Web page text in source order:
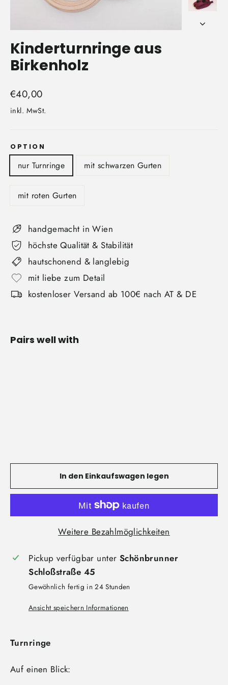
Kinderturnringe aus
Birkenholz
Normaler
Preis
€40,00
inkl. MwSt.
OPTION
nur Turnringe mit schwarzen Gurten
mit roten Gurten
handgemacht in Wien
höchste Qualität & Stabilität
hautschonend & langlebig
mit liebe zum Detail
kostenloser Versand ab 100€ nach AT & DE
Pairs well with
In den Einkaufswagen legen
Weitere Bezahlmöglichkeiten
Pickup verfügbar unter Schönbrunner
Schloßstraße 45
Gewöhnlich fertig in 24 Stunden
Ansicht speichern Informationen
Turnringe
Auf einen Blick: